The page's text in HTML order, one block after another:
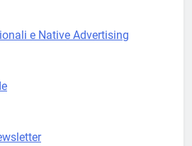
e Native Advertising